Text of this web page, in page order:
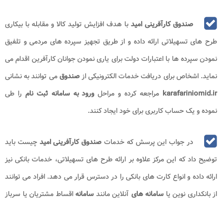
صندوق کارآفرینی امید با هدف افزایش تولید کالا و مقابله با بیکاری
طرح های تسهیلاتی ارائه داده و از طریق تجهیز سپرده های مردمی و تلفیق
نمودن سپرده ها با اعتبارات دولت برای یاری نمودن جوانان کارآفرین اقدام می
نماید. اشخاص برای دریافت خدمات الکترونیکی ازصندوقمی توانند به نشانی
karafariniomid.ir مراجعه کرده و مراحل ورود به سامانه ثبت نام را طی
نموده و یک حساب کاربری برای خود ایجاد کنند.
در جواب این پرسش که خدماتصندوق کارآفرینی امید چیست باید
توضیح داد که این مرکز علاوه بر ارائه طرح های تسهیلاتی، خدمات بانکی نیز
ارائه داده و انواع کارت های بانکی را در دسترس قرار می دهد. افراد می توانند
از بانکداری نوین یا سامانه های آنلاین مانند سامانهاقساط مشتریان یا سرباز